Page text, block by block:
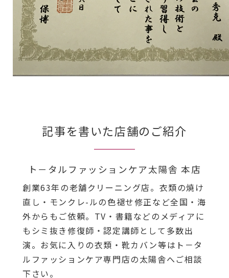
記事を書いた店舗のご紹介
ト－タルファッションケア太陽舎 本店
創業63年の老舗クリーニング店。衣類の焼け
直し・モンクレ-ルの色褪せ修正など全国・海
外からもご依頼。TV・書籍などのメディアに
もシミ抜き修復師・認定講師として多数出
演。お気に入りの衣類・靴カバン等はト－タ
ルファッションケア専門店の太陽舎へご相談
下さい。